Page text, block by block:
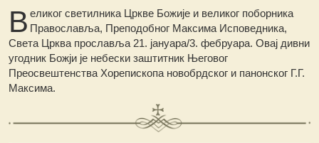
В еликог светилника Цркве Божије и великог поборника
Православља, Преподобног Максима Исповедника,
Света Црква прославља 21. јануара/3. фебруара. Овај дивни
угодник Божји је небески заштитник Његовог
Преосвештенства Хорепископа новобрдског и панонског Г.Г.
Максима.